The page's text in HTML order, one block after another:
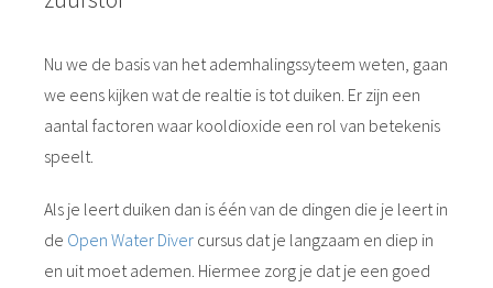
Nu we de basis van het ademhalingssyteem weten, gaan
we eens kijken wat de realtie is tot duiken. Er zijn een
aantal factoren waar kooldioxide een rol van betekenis
speelt.
Als je leert duiken dan is één van de dingen die je leert in
de Open Water Diver cursus dat je langzaam en diep in
en uit moet ademen. Hiermee zorg je dat je een goed